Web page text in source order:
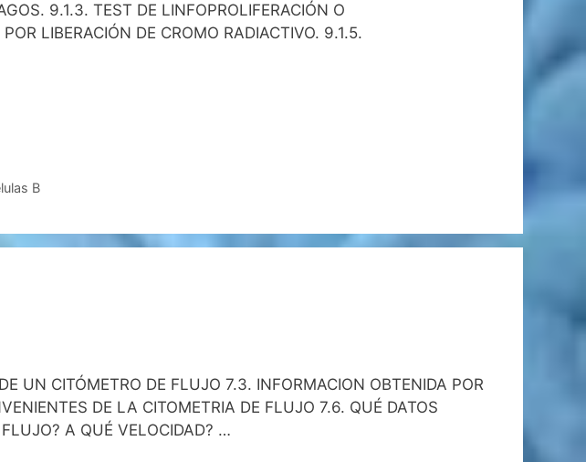
9.1.3. TEST DE LINFOPROLIFERACIÓN O
LIBERACIÓN DE CROMO RADIACTIVO. 9.1.5.
B
UN CITÓMETRO DE FLUJO 7.3. INFORMACION OBTENIDA POR
DE LA CITOMETRIA DE FLUJO 7.6. QUÉ DATOS
A QUÉ VELOCIDAD? …